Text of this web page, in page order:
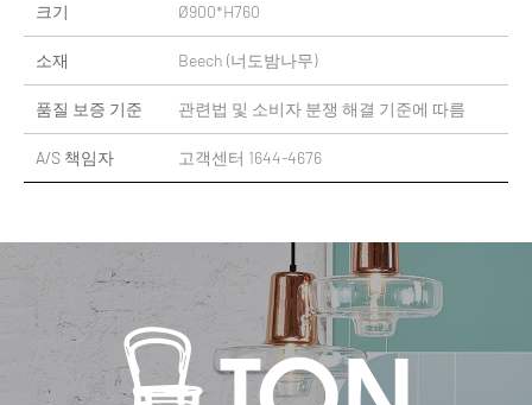
크기 Ø900*H760
소재 Beech (너도밤나무)
품질 보증 기준 관련법 및 소비자 분쟁 해결 기준에 따름
A/S 책임자 고객센터 1644-4676